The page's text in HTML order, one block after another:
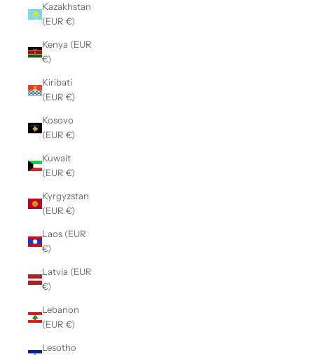
Kazakhstan
(EUR €)
Kenya (EUR
€)
Kiribati
(EUR €)
Kosovo
(EUR €)
Kuwait
(EUR €)
Kyrgyzstan
(EUR €)
Laos (EUR
€)
Latvia (EUR
€)
Lebanon
(EUR €)
Lesotho